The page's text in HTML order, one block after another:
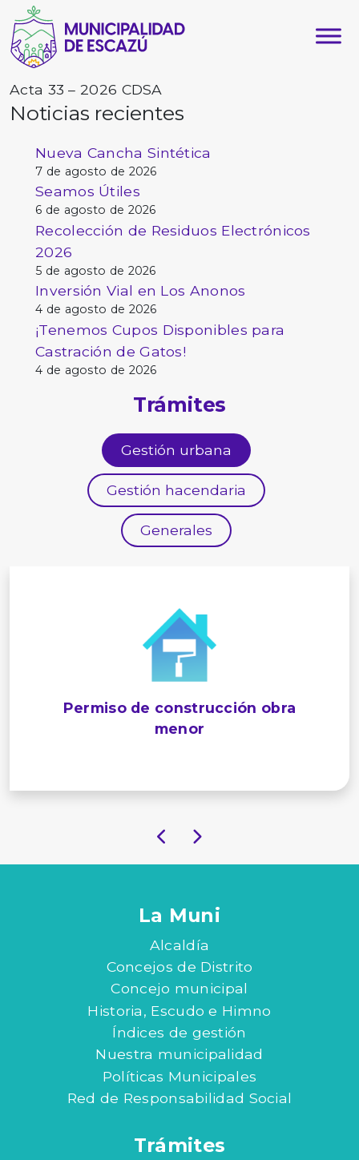
Acta 33 – 2026 CDSA
Noticias recientes
Nueva Cancha Sintética
7 de agosto de 2026
Seamos Útiles
6 de agosto de 2026
Recolección de Residuos Electrónicos
2026
5 de agosto de 2026
Inversión Vial en Los Anonos
4 de agosto de 2026
¡Tenemos Cupos Disponibles para
Castración de Gatos!
4 de agosto de 2026
Trámites
Gestión urbana
Gestión hacendaria
Generales
Permiso de construcción obra
menor
La Muni
Alcaldía
Concejos de Distrito
Concejo municipal
Historia, Escudo e Himno
Índices de gestión
Nuestra municipalidad
Políticas Municipales
Red de Responsabilidad Social
Trámites